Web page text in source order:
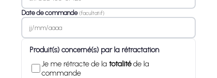
Date de commande (facultatif)
Produit(s) concerné(s) par la rétractation
Je me rétracte de la totalitéde la
commande